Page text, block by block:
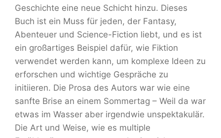
Geschichte eine neue Schicht hinzu. Dieses
Buch ist ein Muss für jeden, der Fantasy,
Abenteuer und Science-Fiction liebt, und es ist
ein großartiges Beispiel dafür, wie Fiktion
verwendet werden kann, um komplexe Ideen zu
erforschen und wichtige Gespräche zu
initiieren. Die Prosa des Autors war wie eine
sanfte Brise an einem Sommertag – Weil da war
etwas im Wasser aber irgendwie unspektakulär.
Die Art und Weise, wie es multiple